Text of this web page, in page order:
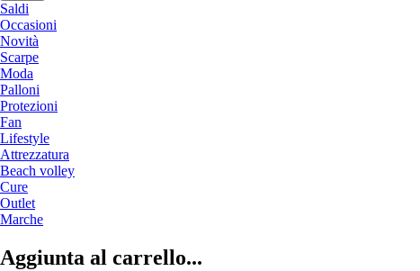
Saldi
Occasioni
Novità
Scarpe
Moda
Palloni
Protezioni
Fan
Lifestyle
Attrezzatura
Beach volley
Cure
Outlet
Marche
Aggiunta al carrello...